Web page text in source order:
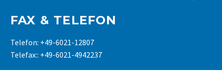
FAX & TELEFON
Telefon: +49-6021-12807
Telefax:: +49-6021-4942237